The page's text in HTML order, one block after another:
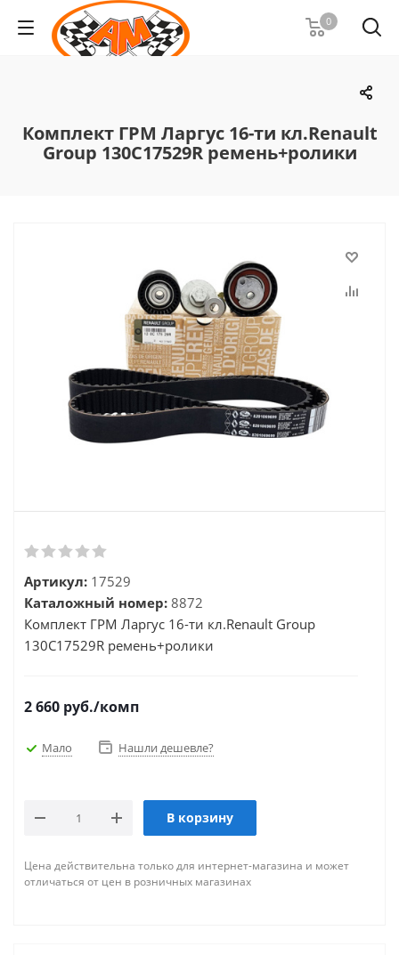
0
Комплект ГРМ Ларгус 16-ти кл.Renault
Group 130C17529R ремень+ролики
Артикул: 17529
Каталожный номер: 8872
Комплект ГРМ Ларгус 16-ти кл.Renault Group
130C17529R ремень+ролики
2 660 руб./комп
Мало Нашли дешевле?
В корзину
Цена действительна только для интернет-магазина и может
отличаться от цен в розничных магазинах